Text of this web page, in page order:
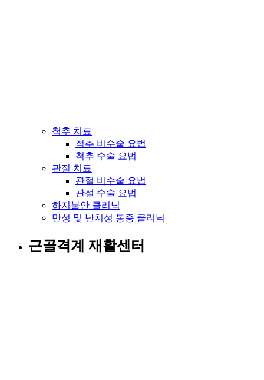
척추 치료
척추 비수술 요법
척추 수술 요법
관절 치료
관절 비수술 요법
관절 수술 요법
하지불안 클리닉
만성 및 난치성 통증 클리닉
근골격계 재활센터